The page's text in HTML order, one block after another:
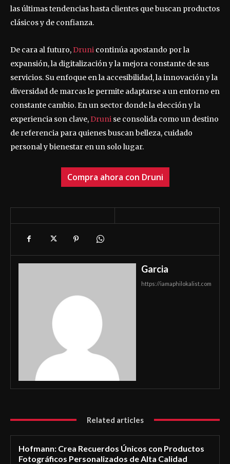
las últimas tendencias hasta clientes que buscan productos
clásicos y de confianza.
De cara al futuro,Druni continúa apostando por la
expansión, la digitalización y la mejora constante de sus
servicios. Su enfoque en la accesibilidad, la innovación y la
diversidad de marcas le permite adaptarse a un entorno en
constante cambio. En un sector donde la elección y la
experiencia son clave,Druni se consolida como un destino
de referencia para quienes buscan belleza, cuidado
personal y bienestar en un solo lugar.
Compra ahora con Druni
Garcia
https://iamaphilokalist.com
Related articles
Hofmann: Crea Recuerdos Únicos con Productos
Fotográficos Personalizados de Alta Calidad